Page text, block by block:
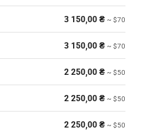
3 150,00 ₴ ~ $70
3 150,00 ₴ ~ $70
2 250,00 ₴ ~ $50
2 250,00 ₴ ~ $50
2 250,00 ₴ ~ $50